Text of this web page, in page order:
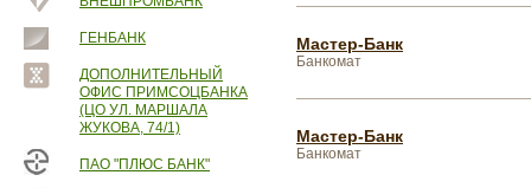
ГЕНБАНК
ДОПОЛНИТЕЛЬНЫЙ
ОФИС ПРИМСОЦБАНКА
(ЦО УЛ. МАРШАЛА
ЖУКОВА, 74/1)
ПАО "ПЛЮС БАНК"
Мастер-Банк
Банкомат
Мастер-Банк
Банкомат